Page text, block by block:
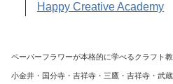
Happy Creative Academy
ペーパーフラワーが本格的に学べるクラフ
小金井・国分寺・吉祥寺・三鷹・吉祥寺・武